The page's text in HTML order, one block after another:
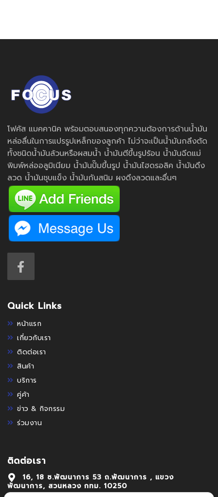
โฟคัส แมคคานิค พร้อมตอบสนองทุกความต้องการด้านน้ำมัน
หล่อลื่นในการแปรรูปเหล็กของลูกค้า ไม่ว่าจะเป็นน้ำมันกลึงตัด
ทั้งชนิดน้ำมันล้วนหรือผสมน้ำ น้ำมันตีขึ้นรูปร้อน น้ำมันฉีดแม่
พิมพ์หล่ออลูมิเนียม น้ำมันปั๊มขึ้นรูป น้ำมันไฮดรอลิค น้ำมันดึง
ลวด น้ำมันชุบแข็ง น้ำมันกันสนิม ผงดึงลวดและอื่นๆ
Quick Links
หน้าแรก
เกี่ยวกับเรา
ติดต่อเรา
สินค้า
บริการ
คู่ค้า
ข่าว & กิจกรรม
ร่วมงาน
ติดต่อเรา
16, 18 ซ.พัฒนาการ 53 ถ.พัฒนาการ , แขวง
พัฒนาการ, สวนหลวง กทม. 10250